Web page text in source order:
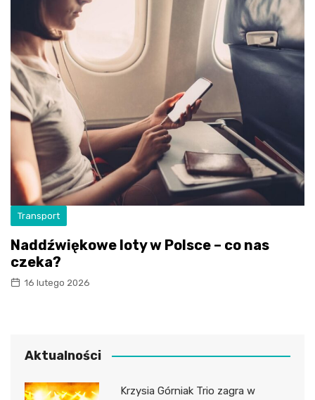
Transport
Naddźwiękowe loty w Polsce – co nas
czeka?
16 lutego 2026
Aktualności
Krzysia Górniak Trio zagra w